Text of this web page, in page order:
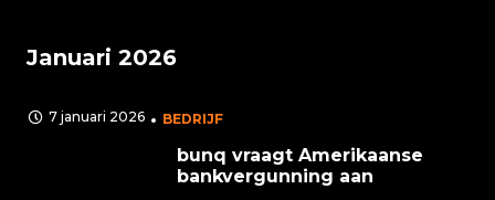
Januari 2026
7 januari 2026 BEDRIJF
bunq vraagt Amerikaanse
bankvergunning aan